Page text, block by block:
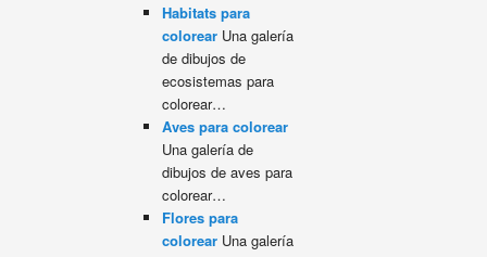
Habitats para
colorearUna galería
de dibujos de
ecosistemas para
colorear…
Aves para colorear
Una galería de
dibujos de aves para
colorear…
Flores para
colorearUna galería